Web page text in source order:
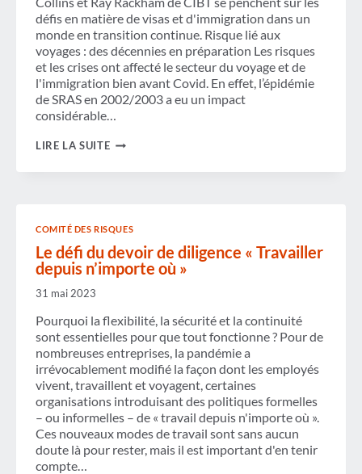
défis en matière de visas et d'immigration dans un
monde en transition continue. Risque lié aux
voyages : des décennies en préparation Les risques
et les crises ont affecté le secteur du voyage et de
l'immigration bien avant Covid. En effet, l’épidémie
de SRAS en 2002/2003 a eu un impact
considérable…
LIRE LA SUITELES
À
L’IMMIGRATION
DANS
UN
ÉVOLUTION
COMITÉ DES RISQUES
Le défi du devoir de diligence « Travailler
depuis n’importe où »
31 mai 2023
Pourquoi la flexibilité, la sécurité et la continuité
sont essentielles pour que tout fonctionne ? Pour de
nombreuses entreprises, la pandémie a
irrévocablement modifié la façon dont les employés
vivent, travaillent et voyagent, certaines
organisations introduisant des politiques formelles
– ou informelles – de « travail depuis n'importe où ».
Ces nouveaux modes de travail sont sans aucun
doute là pour rester, mais il est important d'en tenir
compte…